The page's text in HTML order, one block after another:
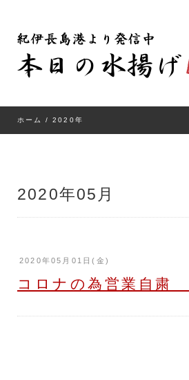
ホーム / 2020年
2020年05月
2020年05月01日(金)
コロナの為営業自粛